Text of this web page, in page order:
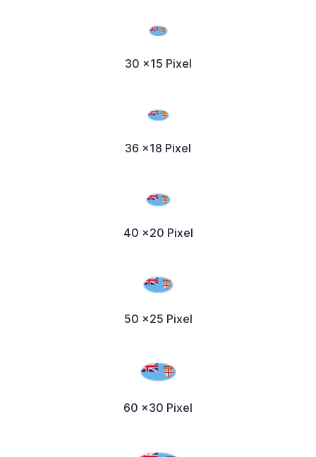
30 x15 Pixel
36 x18 Pixel
40 x20 Pixel
50 x25 Pixel
60 x30 Pixel